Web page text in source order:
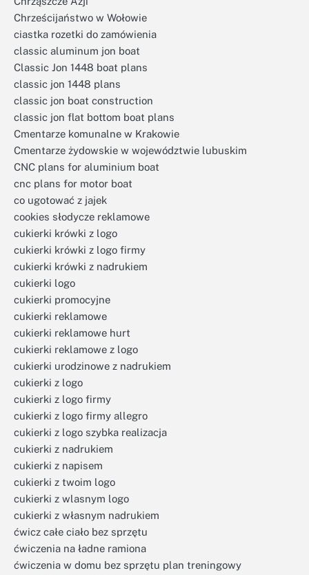
Chrześcijaństwo w Wołowie
ciastka rozetki do zamówienia
classic aluminum jon boat
Classic Jon 1448 boat plans
classic jon 1448 plans
classic jon boat construction
classic jon flat bottom boat plans
Cmentarze komunalne w Krakowie
Cmentarze żydowskie w województwie lubuskim
CNC plans for aluminium boat
cnc plans for motor boat
co ugotować z jajek
cookies słodycze reklamowe
cukierki krówki z logo
cukierki krówki z logo firmy
cukierki krówki z nadrukiem
cukierki logo
cukierki promocyjne
cukierki reklamowe
cukierki reklamowe hurt
cukierki reklamowe z logo
cukierki urodzinowe z nadrukiem
cukierki z logo
cukierki z logo firmy
cukierki z logo firmy allegro
cukierki z logo szybka realizacja
cukierki z nadrukiem
cukierki z napisem
cukierki z twoim logo
cukierki z wlasnym logo
cukierki z własnym nadrukiem
ćwicz całe ciało bez sprzętu
ćwiczenia na ładne ramiona
ćwiczenia w domu bez sprzętu plan treningowy